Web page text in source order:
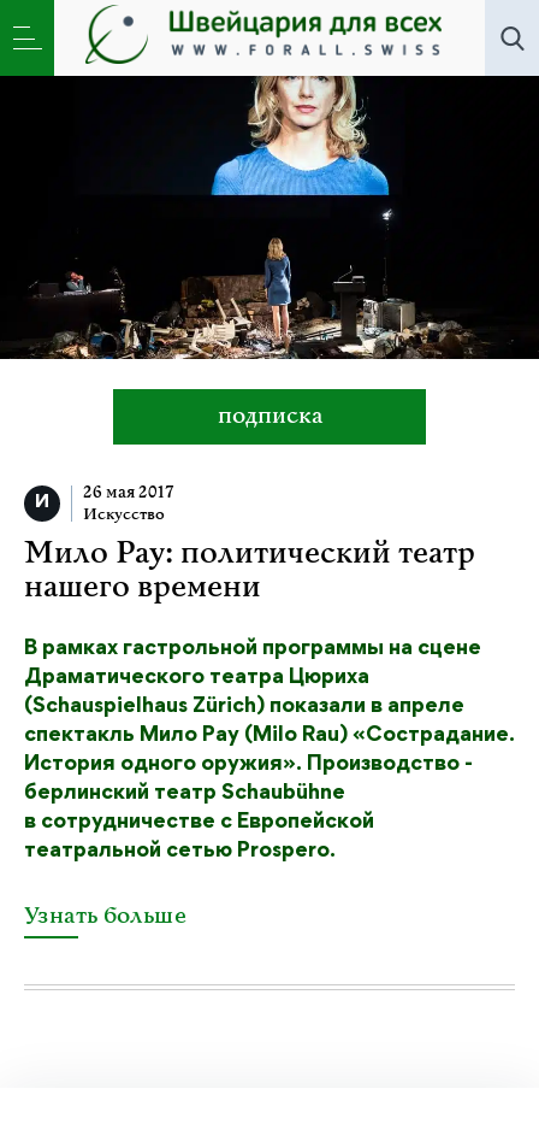
Все авторы»Луиз Декайет
подписка
26 мая 2017
Искусство
Мило Рау: политический театр
нашего времени
В рамках гастрольной программы на сцене
Драматического театра Цюриха
(Schauspielhaus Zürich) показали в апреле
спектакль Мило Рау (Milo Rau) «Сострадание.
История одного оружия». Производство -
берлинский театр Schaubühne
в сотрудничестве с Европейской
театральной сетью Prospero.
Узнать больше